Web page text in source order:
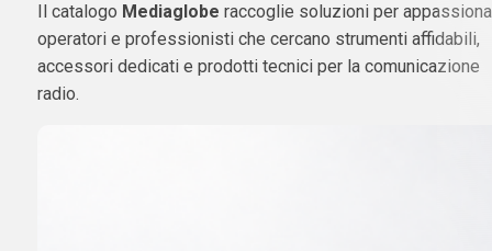
Il catalogo Mediaglobe raccoglie soluzioni per
operatori e professionisti che cercano strumenti affidabili,
accessori dedicati e prodotti tecnici per la comunicazione
radio.